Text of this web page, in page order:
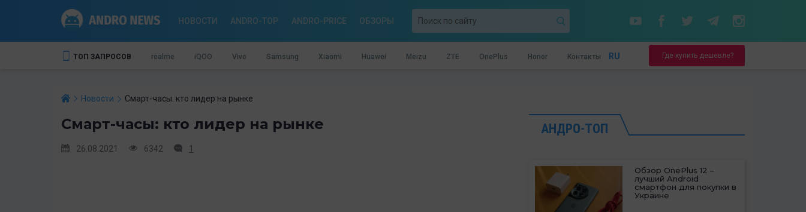
НОВОСТИ ANDRO-TOP ANDRO-PRICE ОБЗОРЫ
ТОП ЗАПРОСОВ realme iQOO Vivo Samsung Xiaomi Huawei Meizu ZTE OnePlus Honor Контакты RU Где купить дешевле?
Новости Смарт-часы: кто лидер на рынке
Смарт-часы: кто лидер на рынке
26.08.2021 6342 1
АНДРО-ТОП
Обзор OnePlus 12 –
лучший Android
смартфон для покупки в
Украине